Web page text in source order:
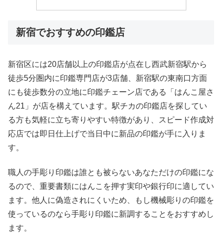
新宿でおすすめの印鑑店
新宿区には20店舗以上の印鑑店が点在し西武新宿駅から
徒歩5分圏内に印鑑専門店が3店舗、新宿駅の東南口方面
にも徒歩数分の立地に印鑑チェーン店である「はんこ屋さ
ん21」が店を構えています。駅チカの印鑑店を探してい
る方も気軽に立ち寄りやすい特徴があり、スピード作成対
応店では即日仕上げで当日中に新品の印鑑が手に入りま
す。
職人の手彫り印鑑は誰とも被らないあなただけの印鑑にな
るので、重要書類にはんこを押す実印や銀行印に適してい
ます。他人に偽造されにくいため、もし機械彫りの印鑑を
使っているのなら手彫り印鑑に新調することをおすすめし
ます。